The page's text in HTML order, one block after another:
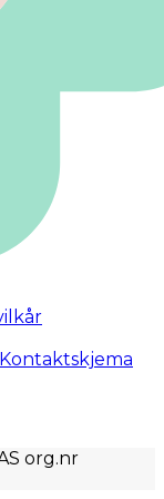
Kontaktskjema
org.nr